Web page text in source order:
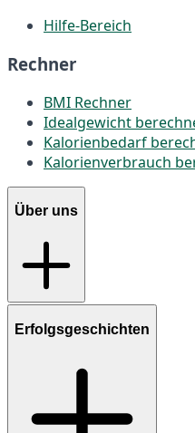
Hilfe-Bereich
Rechner
BMI Rechner
Idealgewicht
Kalorienbedarf
Kalorienverbrauch
Über uns
Erfolgsgeschichten